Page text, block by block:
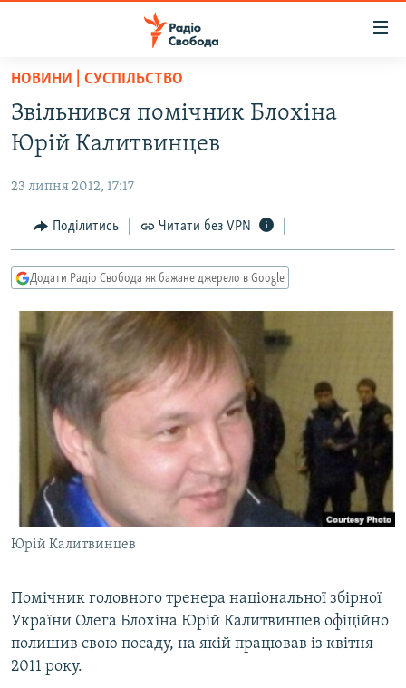
Перейти
основного
матеріалу
Перейти
до
навігації
Перейти
до
СТАТТІ
ПОЛІТИКА
ЕКОНОМІКА
КУЛЬТУРА
СПОРТ
УКРАЇНА
СВІТ
ВІЙНА
РОСІЙСЬКА «ФІЛЬТРАЦІЯ»
КРИМ.РЕАЛІЇ
ТИ ЯК?
СХЕМИ
КИТАЙ.ВИКЛИКИ
МУЛЬТИМЕДІА
ФОТО
СПЕЦПРОЄКТИ
ПОДКАСТИ
РУС
УКР
КТАТ
НОВИНИ | СУСПІЛЬСТВО
Звільнився помічник Блохіна
Юрій Калитвинцев
23 липня 2012, 17:17
Поділитись Читати без VPN
Додати Радіо Свобода як бажане джерело в Google
Юрій Калитвинцев
Помічник головного тренера національної збірної
України Олега Блохіна Юрій Калитвинцев офіційно
полишив свою посаду, на якій працював із квітня
2011 року.